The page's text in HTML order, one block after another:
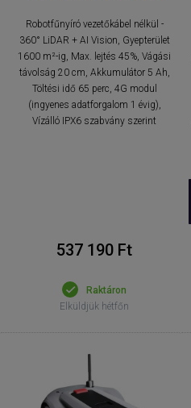
Robotfűnyíró vezetőkábel nélkül -
360° LiDAR + AI Vision, Gyepterület
1600 m²-ig, Max. lejtés 45%, Vágási
távolság 20 cm, Akkumulátor 5 Ah,
Töltési idő 65 perc, 4G modul
(ingyenes adatforgalom 1 évig),
Vízálló IPX6 szabvány szerint
537 190 Ft
Raktáron
Elküldjük hétfőn